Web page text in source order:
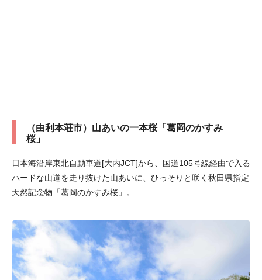
（由利本荘市）山あいの一本桜「葛岡のかすみ
桜」
日本海沿岸東北自動車道[大内JCT]から、国道105号線経由で入る
ハードな山道を走り抜けた山あいに、ひっそりと咲く秋田県指定
天然記念物「葛岡のかすみ桜」。